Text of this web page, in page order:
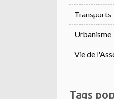
Transports
Urbanisme
Vie de
Tags